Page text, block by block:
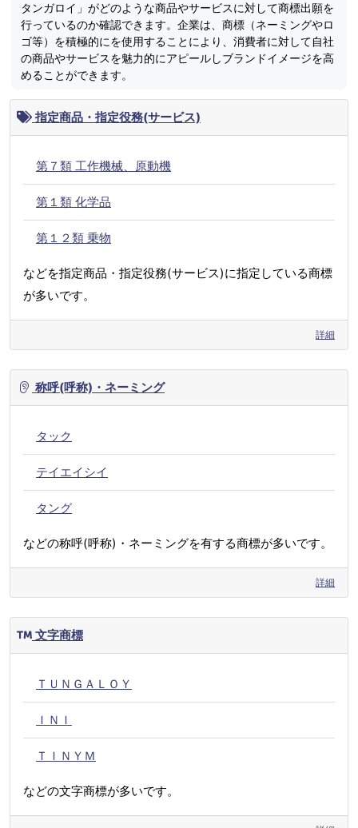
タンガロイ」がどのような商品やサービスに対して商標出願を
行っているのか確認できます。企業は、商標（ネーミングやロ
ゴ等）を積極的にを使用することにより、消費者に対して自社
の商品やサービスを魅力的にアピールしブランドイメージを高
めることができます。
指定商品・指定役務(サービス)
第７類 工作機械、原動機
第１類 化学品
第１２類 乗物
などを指定商品・指定役務(サービス)に指定している商標
が多いです。
詳細
称呼(呼称)・ネーミング
タック
テイエイシイ
タング
などの称呼(呼称)・ネーミングを有する商標が多いです。
詳細
文字商標
ＴＵＮＧＡＬＯＹ
ＩＮＩ
ＴＩＮＹＭ
などの文字商標が多いです。